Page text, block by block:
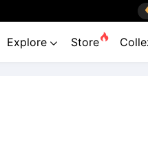
Explore  Store